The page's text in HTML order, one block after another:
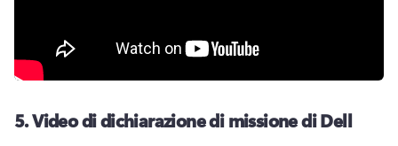
5.Video di dichiarazione di missione di Dell